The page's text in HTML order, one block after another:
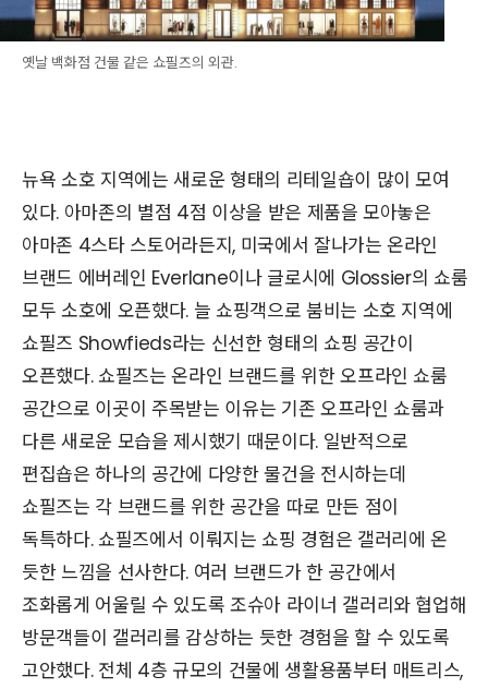
옛날 백화점 건물 같은 쇼필즈의 외관.
뉴욕 소호 지역에는 새로운 형태의 리테일숍이 많이 모여
있다. 아마존의 별점 4점 이상을 받은 제품을 모아놓은
아마존 4스타 스토어라든지, 미국에서 잘나가는 온라인
브랜드 에버레인 Everlane이나 글로시에 Glossier의 쇼룸
모두 소호에 오픈했다. 늘 쇼핑객으로 붐비는 소호 지역에
쇼필즈 Showfieds라는 신선한 형태의 쇼핑 공간이
오픈했다. 쇼필즈는 온라인 브랜드를 위한 오프라인 쇼룸
공간으로 이곳이 주목받는 이유는 기존 오프라인 쇼룸과
다른 새로운 모습을 제시했기 때문이다. 일반적으로
편집숍은 하나의 공간에 다양한 물건을 전시하는데
쇼필즈는 각 브랜드를 위한 공간을 따로 만든 점이
독특하다. 쇼필즈에서 이뤄지는 쇼핑 경험은 갤러리에 온
듯한 느낌을 선사한다. 여러 브랜드가 한 공간에서
조화롭게 어울릴 수 있도록 조슈아 라이너 갤러리와 협업해
방문객들이 갤러리를 감상하는 듯한 경험을 할 수 있도록
고안했다. 전체 4층 규모의 건물에 생활용품부터 매트리스,